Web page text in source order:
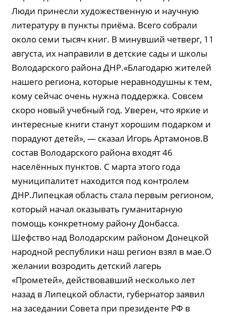
Люди принесли художественную и научную
литературу в пункты приёма. Всего собрали
около семи тысяч книг. В минувший четверг, 11
августа, их направили в детские сады и школы
Володарского района ДНР.«Благодарю жителей
нашего региона, которые неравнодушны к тем,
кому сейчас очень нужна поддержка. Совсем
скоро новый учебный год. Уверен, что яркие и
интересные книги станут хорошим подарком и
порадуют детей», — сказал Игорь Артамонов.В
состав Володарского района входят 46
населённых пунктов. С марта этого года
муниципалитет находится под контролем
ДНР.Липецкая область стала первым регионом,
который начал оказывать гуманитарную
помощь конкретному району Донбасса.
Шефство над Володарским районом Донецкой
народной республики наш регион взял в мае.О
желании возродить детский лагерь
«Прометей», действовавший несколько лет
назад в Липецкой области, губернатор заявил
на заседании Совета при президенте РФ в